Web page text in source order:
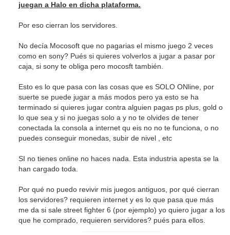
juegan a Halo en dicha plataforma.
Por eso cierran los servidores.
No decía Mocosoft que no pagarias el mismo juego 2 veces
como en sony? Pués si quieres volverlos a jugar a pasar por
caja, si sony te obliga pero mocosft también.
Esto es lo que pasa con las cosas que es SOLO ONline, por
suerte se puede jugar a más modos pero ya esto se ha
terminado si quieres jugar contra alguien pagas ps plus, gold o
lo que sea y si no juegas solo a y no te olvides de tener
conectada la consola a internet qu eis no no te funciona, o no
puedes conseguir monedas, subir de nivel , etc
SI no tienes online no haces nada. Esta industria apesta se la
han cargado toda.
Por qué no puedo revivir mis juegos antiguos, por qué cierran
los servidores? requieren internet y es lo que pasa que más
me da si sale street fighter 6 (por ejemplo) yo quiero jugar a los
que he comprado, requieren servidores? pués para ellos.